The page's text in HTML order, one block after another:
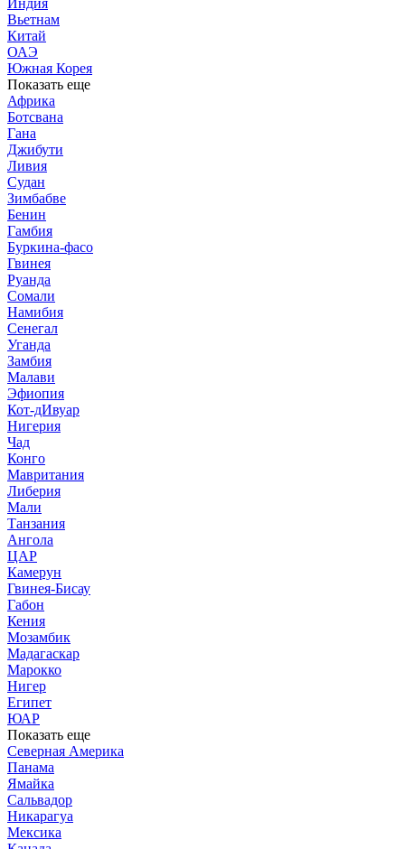
Вьетнам
Китай
ОАЭ
Южная Корея
Показать еще
Африка
Ботсвана
Гана
Джибути
Ливия
Судан
Зимбабве
Бенин
Гамбия
Буркина-фасо
Гвинея
Руанда
Сомали
Намибия
Сенегал
Уганда
Замбия
Малави
Эфиопия
Кот-дИвуар
Нигерия
Чад
Конго
Мавритания
Либерия
Мали
Танзания
Ангола
ЦАР
Камерун
Гвинея-Бисау
Габон
Кения
Мозамбик
Мадагаскар
Марокко
Нигер
Египет
ЮАР
Показать еще
Северная Америка
Панама
Ямайка
Сальвадор
Никарагуа
Мексика